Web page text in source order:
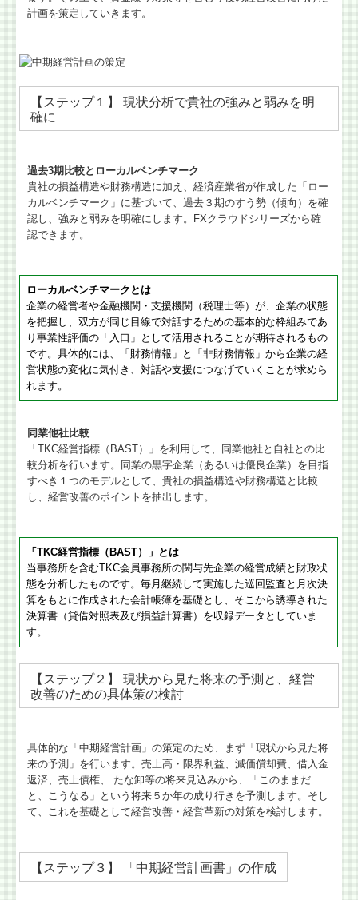
計画を策定していきます。
【ステップ１】 現状分析で貴社の強みと弱みを明
確に
過去3期比較とローカルベンチマーク
貴社の損益構造や財務構造に加え、経済産業省が作成した「ロー
カルベンチマーク」に基づいて、過去３期のすう勢（傾向）を確
認し、強みと弱みを明確にします。FXクラウドシリーズから確
認できます。
ローカルベンチマークとは
企業の経営者や金融機関・支援機関（税理士等）が、企業の状態
を把握し、双方が同じ目線で対話するための基本的な枠組みであ
り事業性評価の「入口」として活用されることが期待されるもの
です。具体的には、「財務情報」と「非財務情報」から企業の経
営状態の変化に気付き、対話や支援につなげていくことが求めら
れます。
同業他社比較
「TKC経営指標（BAST）」を利用して、同業他社と自社との比
較分析を行います。同業の黒字企業（あるいは優良企業）を目指
すべき１つのモデルとして、貴社の損益構造や財務構造と比較
し、経営改善のポイントを抽出します。
「TKC経営指標（BAST）」とは
当事務所を含むTKC会員事務所の関与先企業の経営成績と財政状
態を分析したものです。毎月継続して実施した巡回監査と月次決
算をもとに作成された会計帳簿を基礎とし、そこから誘導された
決算書（貸借対照表及び損益計算書）を収録データとしていま
す。
【ステップ２】 現状から見た将来の予測と、経営
改善のための具体策の検討
具体的な「中期経営計画」の策定のため、まず「現状から見た将
来の予測」を行います。売上高・限界利益、減価償却費、借入金
返済、売上債権、 たな卸等の将来見込みから、「このままだ
と、こうなる」という将来５か年の成り行きを予測します。そし
て、これを基礎として経営改善・経営革新の対策を検討します。
【ステップ３】 「中期経営計画書」の作成